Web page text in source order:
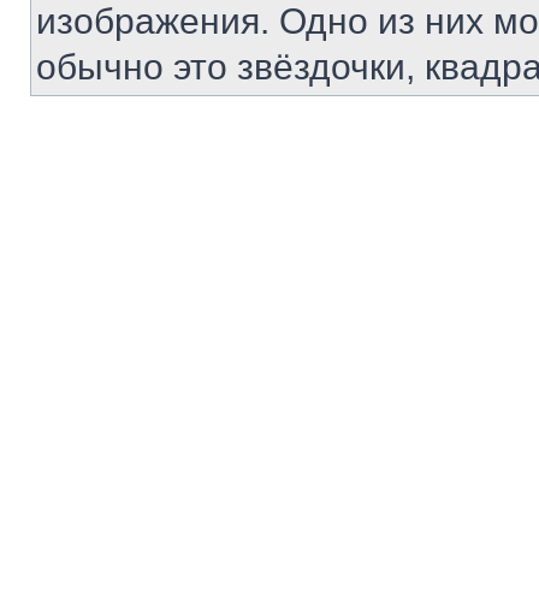
изображения. Одно из них
обычно это звёздочки,